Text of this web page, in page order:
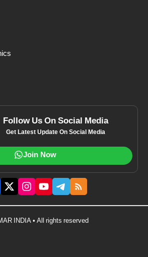
Follow Us On Social Media
Get Latest Update On Social Media
Join Now
INDIA • All rights reserved